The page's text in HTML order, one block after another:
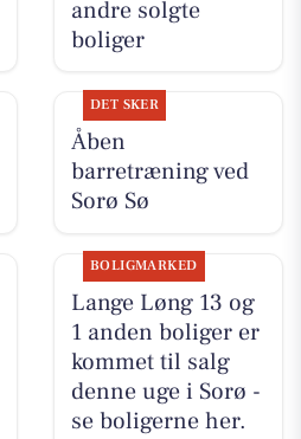
andre solgte
boliger
DET SKER
Åben
barretræning ved
Sorø Sø
BOLIGMARKED
Lange Løng 13 og
1 anden boliger er
kommet til salg
denne uge i Sorø -
se boligerne her.